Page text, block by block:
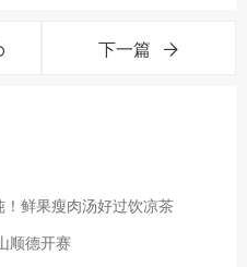
下一篇
鲜果瘦肉汤好过饮凉茶
顺德开赛